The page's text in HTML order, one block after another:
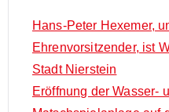
Hans-Peter Hexemer,
Ehrenvorsitzender, ist
Stadt Nierstein
Eröffnung der Wasser-